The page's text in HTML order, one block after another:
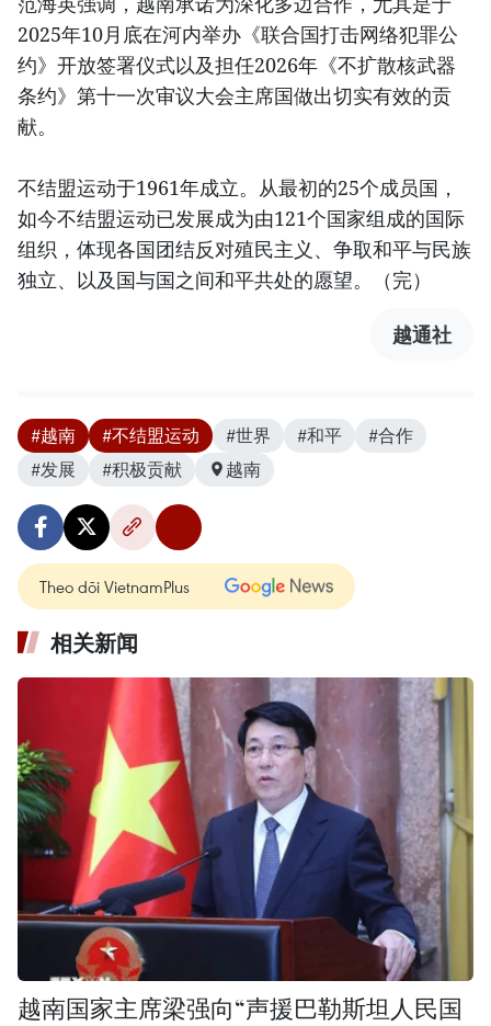
2025年10月底在河内举办《联合国打击网络犯罪公
约》开放签署仪式以及担任2026年《不扩散核武器
条约》第十一次审议大会主席国做出切实有效的贡
献。
不结盟运动于1961年成立。从最初的25个成员国，
如今不结盟运动已发展成为由121个国家组成的国际
组织，体现各国团结反对殖民主义、争取和平与民族
独立、以及国与国之间和平共处的愿望。（完）
越通社
#越南 #不结盟运动 #世界 #和平
#合作
#发展
#积极贡献 越南
Theo dõi VietnamPlus
相关新闻
越南国家主席梁强向“声援巴勒斯坦人民国